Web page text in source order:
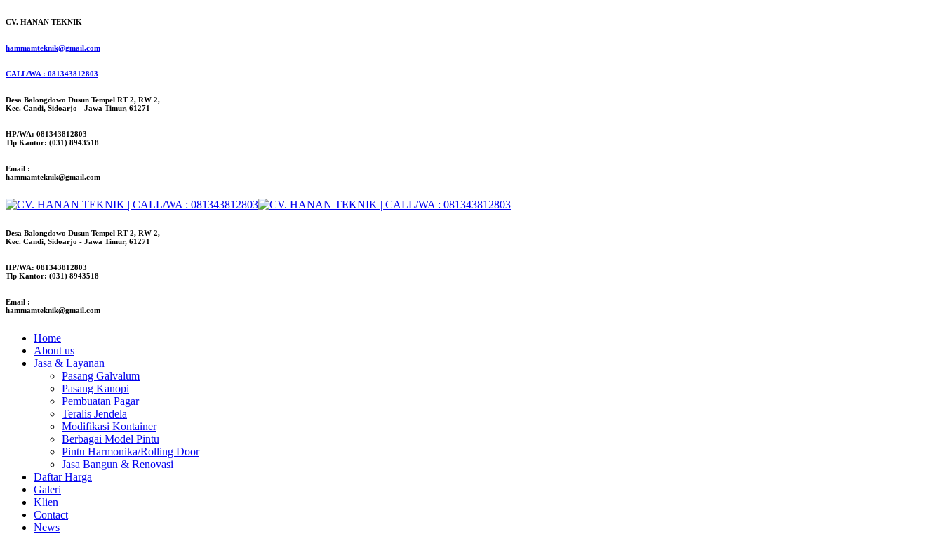
CV. HANAN TEKNIK
hammamteknik@gmail.com
CALL/WA : 081343812803
Desa Balongdowo Dusun Tempel RT 2, RW 2,
Kec. Candi, Sidoarjo - Jawa Timur, 61271
HP/WA: 081343812803
Tlp Kantor: (031) 8943518
Email :
hammamteknik@gmail.com
Desa Balongdowo Dusun Tempel RT 2, RW 2,
Kec. Candi, Sidoarjo - Jawa Timur, 61271
HP/WA: 081343812803
Tlp Kantor: (031) 8943518
Email :
hammamteknik@gmail.com
Home
About us
Jasa & Layanan
Pasang Galvalum
Pasang Kanopi
Pembuatan Pagar
Teralis Jendela
Modifikasi Kontainer
Berbagai Model Pintu
Pintu Harmonika/Rolling Door
Jasa Bangun & Renovasi
Daftar Harga
Galeri
Klien
Contact
News